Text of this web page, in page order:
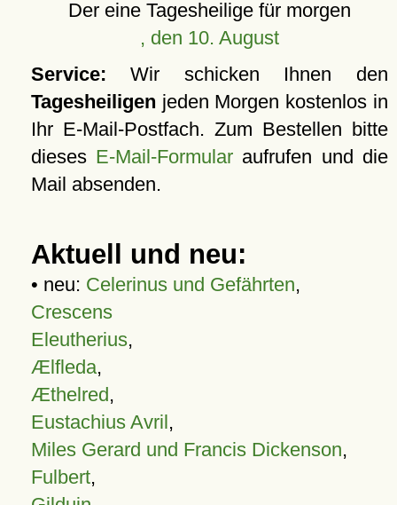
Der eine Tagesheilige für morgen
, den 10. August
Service: Wir schicken Ihnen den
Tagesheiligen jeden Morgen kostenlos in
Ihr E-Mail-Postfach. Zum Bestellen bitte
dieses E-Mail-Formular aufrufen und die
Mail absenden.
Aktuell und neu:
• neu: Celerinus und Gefährten,
Crescens
Eleutherius,
Ælfleda,
Æthelred,
Eustachius Avril,
Miles Gerard und Francis Dickenson,
Fulbert,